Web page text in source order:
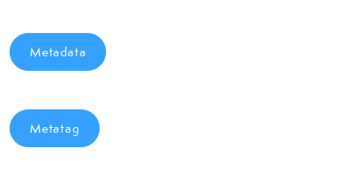
Metadata
Metatag